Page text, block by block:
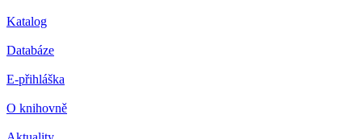
Katalog
Databáze
E-přihláška
O knihovně